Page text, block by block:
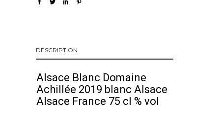
DESCRIPTION
Alsace Blanc Domaine
Achillée 2019 blanc Alsace
Alsace France 75 cl % vol